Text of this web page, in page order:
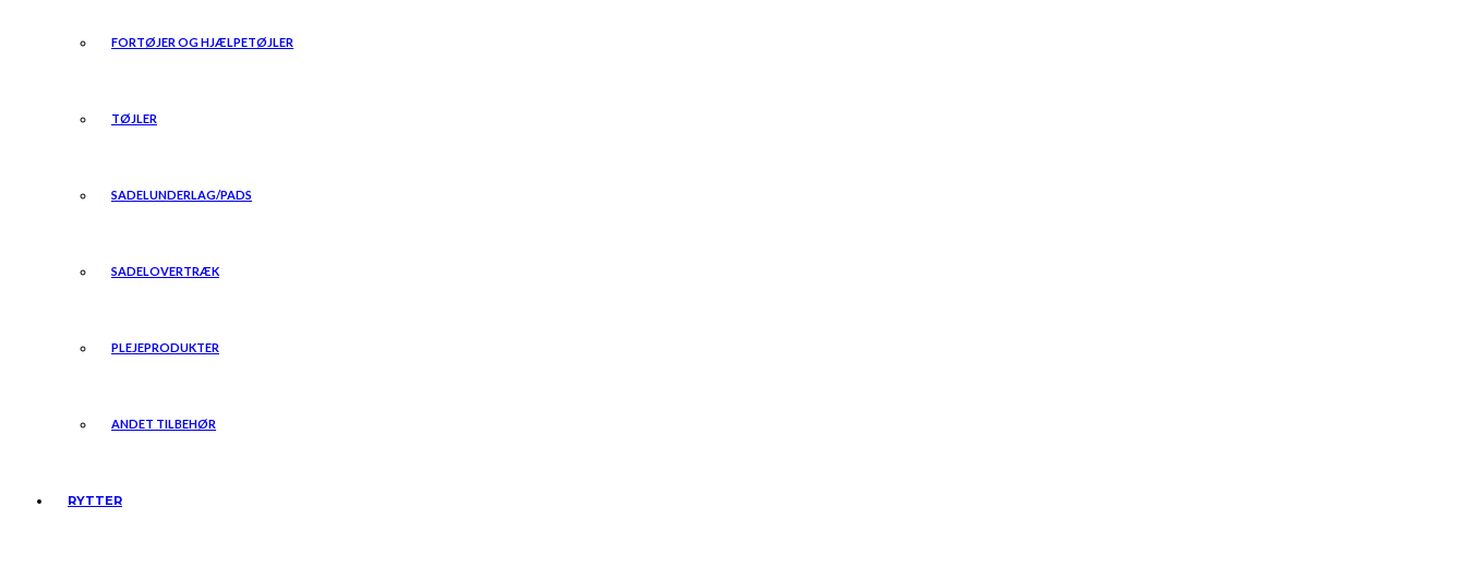
FORTØJER OG HJÆLPETØJLER
TØJLER
SADELUNDERLAG/PADS
SADELOVERTRÆK
PLEJEPRODUKTER
ANDET TILBEHØR
RYTTER